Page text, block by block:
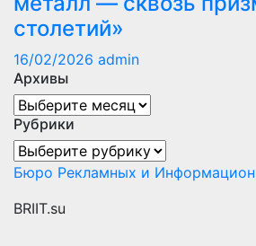
столетий»
16/02/2026 admin
Архивы
Архивы
Рубрики
Рубрики
Бюро Рекламных и
BRIIT.su